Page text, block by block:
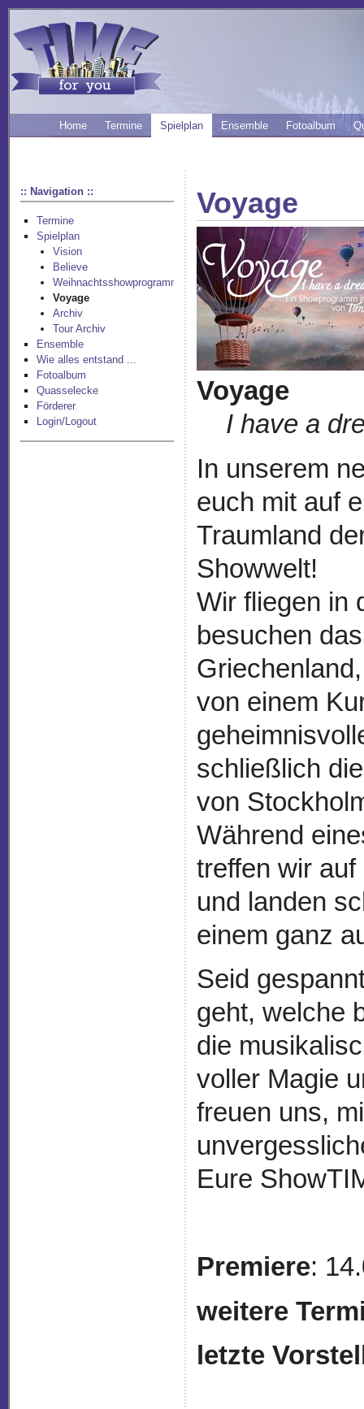
Home Termine Spielplan Ensemble Fotoalbum
:: Navigation ::
Termine
Spielplan
Vision
Believe
Weihnachtsshowprogramm
Voyage
Archiv
Tour Archiv
Ensemble
Wie alles entstand ...
Fotoalbum
Quasselecke
Förderer
Login/Logout
Voyage
Voyage
I have a
In unserem
euch mit auf
Traumland
Showwelt!
Wir fliegen in
besuchen
von einem
schließlich
von
Während
treffen wir
und landen
einem ganz
Seid
geht, welche
die
voller Magie
freuen uns,
Eure
Premiere:
weitere
letzte